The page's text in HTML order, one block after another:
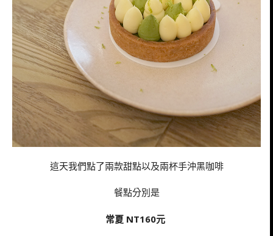
這天我們點了兩款甜點以及兩杯手沖黑咖啡
餐點分別是
常夏 NT160元